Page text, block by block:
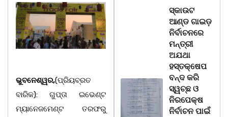
ଭୁବନେଶ୍ୱର,(ପ୍ରିୟବ୍ରତ
ବାରିକ): ଗୁପ୍ତା ଇଭେଣ୍ଟ
ମ୍ୟାନେଜମେଣ୍ଟ ତରଫରୁ
ସ୍କାଉଟ
ଆଣ୍ଡ ଗାଇଡ଼
ନିର୍ବାଚନରେ
ମନ୍ତ୍ରୀ
ଅଯଥା
ହସ୍ତକ୍ଷେପ
ବନ୍ଦ କରି
ସ୍ୱଚ୍ଛ ଓ
ନିରପେକ୍ଷ
ନିର୍ବାଚନ ପାଇଁ